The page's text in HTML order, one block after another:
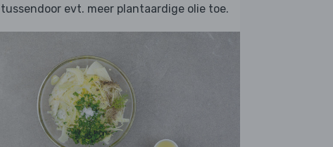
tussendoor evt. meer plantaardige olie toe.